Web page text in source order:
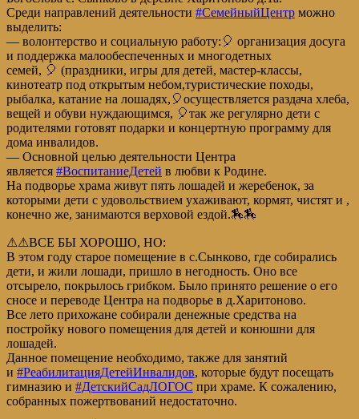
Среди направлений деятельности #CемейныйЦентр можно
выделить:
— волонтерство и социальную работу:🎈 организация досуга
и поддержка малообеспеченных и многодетных
семей, 🎈 (праздники, игры для детей, мастер-классы,
кинотеатр под открытым небом,туристические походы,
рыбалка, катание на лошадях,🎈осуществляется раздача хлеба,
вещей и обуви нуждающимся, 🎈так же регулярно дети с
родителями готовят подарки и концертную программу для
дома инвалидов.
— Основной целью деятельности Центра
является #ВоспитаниеДетей в любви к Родине.
На подворье храма живут пять лошадей и жеребенок, за
которыми дети с удовольствием ухаживают, кормят, чистят и ,
конечно же, занимаются верховой ездой.🏇🏇
⚠⚠ВСЕ БЫ ХОРОШО, НО:
В этом году старое помещение в с.Сынково, где собирались
дети, и жили лошади, пришло в негодность. Оно все
отсырело, покрылось грибком. Было принято решение о его
сносе и переводе Центра на подворье в д.Харитоново.
Все лето прихожане собирали денежные средства на
постройку нового помещения для детей и конюшни для
лошадей.
Данное помещение необходимо, также для занятий
и #РеабилитацияДетейИнвалидов, которые будут посещать
гимназию и #ДетскийСадЛОГОС при храме. К сожалению,
собранных пожертвований недостаточно.